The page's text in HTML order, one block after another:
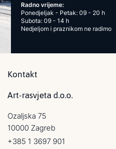
Radno vrijeme:
Ponedjeljak - Petak: 09 - 20 h
Subota: 09 - 14 h
Nedjeljom i praznikom ne radimo
Kontakt
Art-rasvjeta d.o.o.
Ozaljska 75
10000 Zagreb
+385 1 3697 901